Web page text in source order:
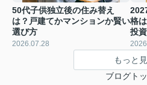
50代子供独立後の住み替え
は？戸建てかマンションか賢い
選び方
2026.07.28
格
投
もっと
ブログト